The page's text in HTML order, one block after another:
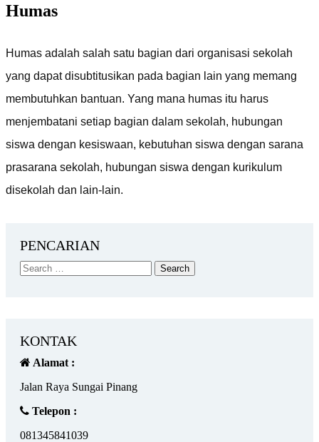
Humas
Humas adalah salah satu bagian dari organisasi sekolah
yang dapat disubtitusikan pada bagian lain yang memang
membutuhkan bantuan. Yang mana humas itu harus
menjembatani setiap bagian dalam sekolah, hubungan
siswa dengan kesiswaan, kebutuhan siswa dengan sarana
prasarana sekolah, hubungan siswa dengan kurikulum
disekolah dan lain-lain.
PENCARIAN
KONTAK
Alamat :
Jalan Raya Sungai Pinang
Telepon :
081345841039